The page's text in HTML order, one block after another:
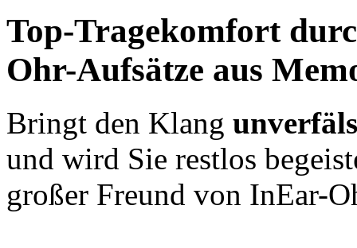
Top-Tragekomfort
Ohr-Aufsätze aus
Bringt den Klang
und wird Sie restlos
großer Freund von InEar-